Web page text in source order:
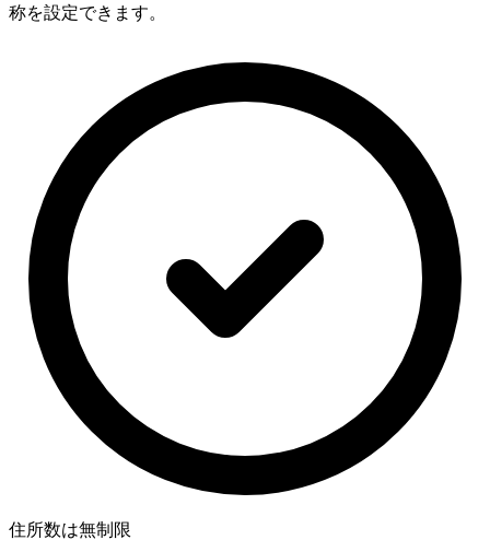
称を設定できます。
住所数は無制限